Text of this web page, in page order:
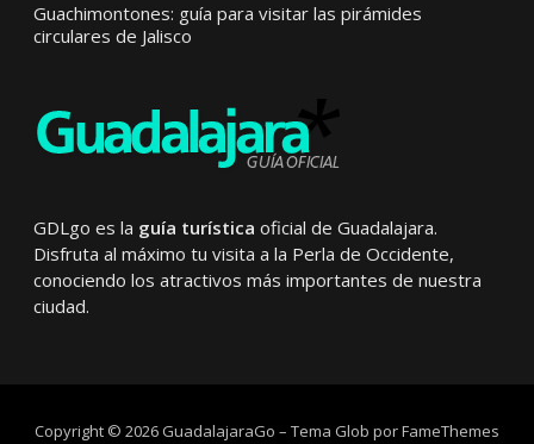
Guachimontones: guía para visitar las pirámides
circulares de Jalisco
GDLgo es la guía turística oficial de Guadalajara.
Disfruta al máximo tu visita a la Perla de Occidente,
conociendo los atractivos más importantes de nuestra
ciudad.
Copyright © 2026 GuadalajaraGo – Tema Glob porFameThemes